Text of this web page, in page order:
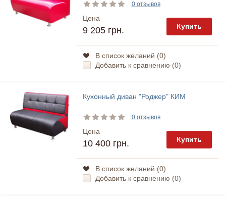
0 отзывов
Цена
9 205 грн. Купить
В список желаний (0)
Добавить к сравнению (0)
Кухонный диван "Роджер" КИМ
0 отзывов
Цена
10 400 грн. Купить
В список желаний (0)
Добавить к сравнению (0)